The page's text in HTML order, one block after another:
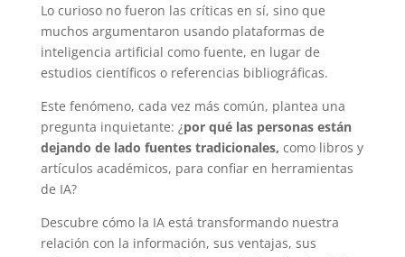
Lo curioso no fueron las críticas en sí, sino que
muchos argumentaron usando plataformas de
inteligencia artificial como fuente, en lugar de
estudios científicos o referencias bibliográficas.
Este fenómeno, cada vez más común, plantea una
pregunta inquietante: ¿por qué las personas están
dejando de lado fuentes tradicionales, como libros y
artículos académicos, para confiar en herramientas
de IA?
Descubre cómo la IA está transformando nuestra
relación con la información, sus ventajas, sus